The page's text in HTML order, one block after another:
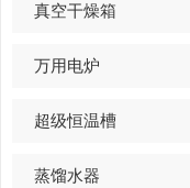
真空干燥箱
万用电炉
超级恒温槽
蒸馏水器